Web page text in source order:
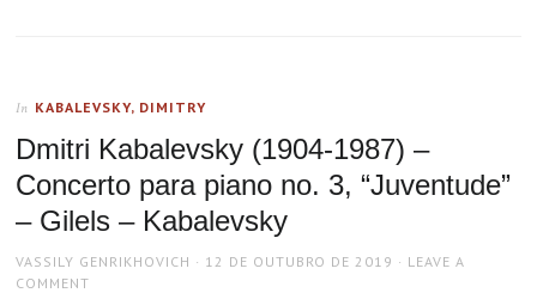
In KABALEVSKY, DIMITRY
Dmitri Kabalevsky (1904-1987) –
Concerto para piano no. 3, “Juventude”
– Gilels – Kabalevsky
AUTHOR
VASSILY GENRIKHOVICH
POSTED
12 DE OUTUBRO DE 2019
LEAVE A
COMMENT